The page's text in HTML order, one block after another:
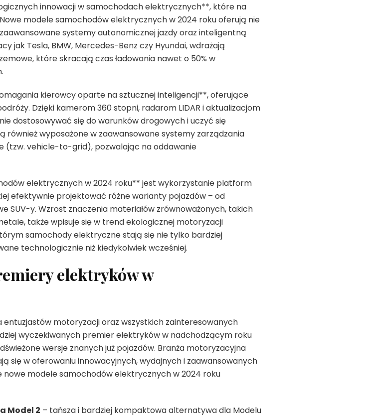
innowacji w samochodach elektrycznych**, które na
modele samochodów elektrycznych w 2024 roku oferują nie
systemy autonomicznej jazdy oraz inteligentną
jak Tesla, BMW, Mercedes-Benz czy Hyundai, wdrażają
które skracają czas ładowania nawet o 50% w
kierowcy oparte na sztucznej inteligencji**, oferujące
Dzięki kamerom 360 stopni, radarom LIDAR i aktualizacjom
dostosowywać się do warunków drogowych i uczyć się
również wyposażone w zaawansowane systemy zarządzania
(tzw. vehicle-to-grid), pozwalając na oddawanie
elektrycznych w 2024 roku** jest wykorzystanie platform
efektywnie projektować różne warianty pojazdów – od
SUV-y. Wzrost znaczenia materiałów zrównoważonych, takich
także wpisuje się w trend ekologicznej motoryzacji
samochody elektryczne stają się nie tylko bardziej
technologicznie niż kiedykolwiek wcześniej.
elektryków w
entuzjastów motoryzacji oraz wszystkich zainteresowanych
wyczekiwanych premier elektryków w nadchodzącym roku
wersje znanych już pojazdów. Branża motoryzacyjna
się w oferowaniu innowacyjnych, wydajnych i zaawansowanych
modele samochodów elektrycznych w 2024 roku
Model 2 – tańsza i bardziej kompaktowa alternatywa dla Modelu